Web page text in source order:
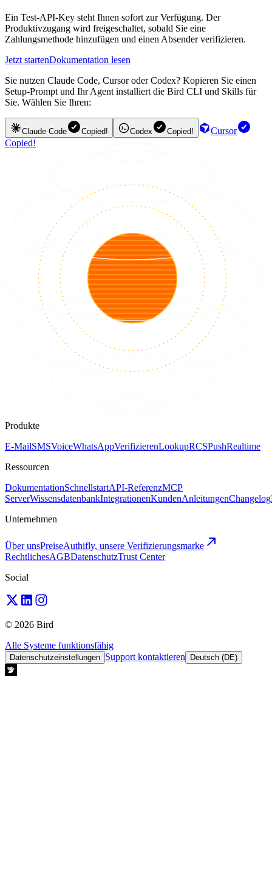
Ein Test-API-Key steht Ihnen sofort zur Verfügung. Der
Produktivzugang wird freigeschaltet, sobald Sie eine
Zahlungsmethode hinzufügen und einen Absender verifizieren.
Jetzt startenDokumentation lesen
Sie nutzen Claude Code, Cursor oder Codex? Kopieren Sie einen
Setup-Prompt und Ihr Agent installiert die Bird CLI und Skills für
Sie. Wählen Sie Ihren:
Claude Code Copied! Codex Copied!
Cursor
Copied!
Produkte
E-MailSMSVoiceWhatsAppVerifizierenLookupRCSPushRealtime
Ressourcen
DokumentationSchnellstartAPI-ReferenzMCP
ServerWissensdatenbankIntegrationenKundenAnleitungenChangelog
Unternehmen
Über unsPreiseAuthifly, unsere Verifizierungsmarke
RechtlichesAGBDatenschutzTrust Center
Social
© 2026 Bird
Alle Systeme funktionsfähig
Datenschutzeinstellungen Support kontaktieren Deutsch (DE)